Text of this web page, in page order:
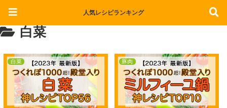
白菜
白菜 豚肉
人気レシピランキング